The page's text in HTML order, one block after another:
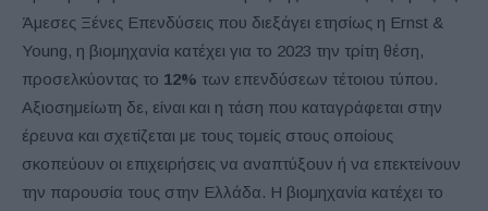
Άμεσες Ξένες Επενδύσεις που διεξάγει ετησίως η Ernst &
Young, η βιομηχανία κατέχει για το 2023 την τρίτη θέση,
προσελκύοντας το 12% των επενδύσεων τέτοιου τύπου.
Αξιοσημείωτη δε, είναι και η τάση που καταγράφεται στην
έρευνα και σχετίζεται με τους τομείς στους οποίους
σκοπεύουν οι επιχειρήσεις να αναπτύξουν ή να επεκτείνουν
την παρουσία τους στην Ελλάδα. Η βιομηχανία κατέχει το